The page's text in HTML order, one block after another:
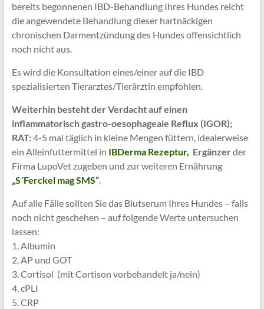
bereits begonnenen IBD-Behandlung Ihres Hundes reicht
die angewendete Behandlung dieser hartnäckigen
chronischen Darmentzündung des Hundes offensichtlich
noch nicht aus.
Es wird die Konsultation eines/einer auf die IBD
spezialisierten Tierarztes/Tierärztin empfohlen.
Weiterhin besteht derVerdacht auf einen
inflammatorisch gastro-oesophageale Reflux (IGOR);
RAT:4-5 mal täglich in kleine Mengen füttern, idealerweise
ein Alleinfuttermittel in IBDerma Rezeptur, Ergänzerder
Firma LupoVet zugeben und zur weiteren Ernährung
„S´Ferckel mag SMS“.
Auf alle Fälle sollten Sie das Blutserum Ihres Hundes – falls
noch nicht geschehen – auf folgende Werte untersuchen
lassen:
1. Albumin
2. AP und GOT
3. Cortisol (mit Cortison vorbehandelt ja/nein)
4. cPLI
5. CRP